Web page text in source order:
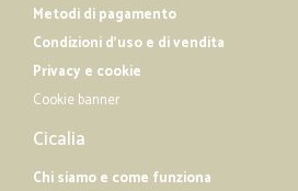
Metodi di pagamento
Condizioni d'uso e di vendita
Privacy e cookie
Cookie banner
Cicalia
Chi siamo e come funziona